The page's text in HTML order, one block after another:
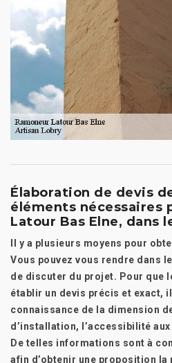
Élaboration de devis
éléments nécessaires
Latour Bas Elne, dans
Il y a plusieurs moyens pour
Vous pouvez vous rendre dans
de discuter du projet. Pour que
établir un devis précis et exact,
connaissance de la dimension
d’installation, l’accessibilité
De telles informations sont à
afin d’obtenir une proposition